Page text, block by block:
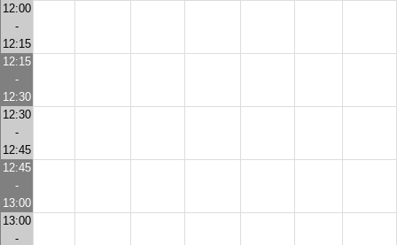
12:00
-
12:15
12:15
-
12:30
12:30
-
12:45
12:45
-
13:00
13:00
-